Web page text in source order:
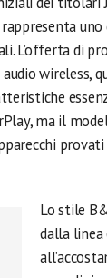
L’offerta di
wireless,
ma il
provati
Lo stile
dalla